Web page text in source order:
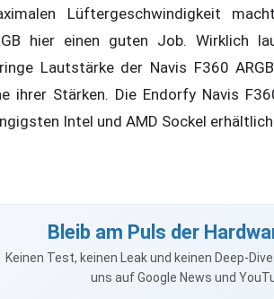
Lüftergeschwindigkeit
hier einen guten Job. Wirklich
Lautstärke der Navis F360
ihrer Stärken. Die Endorfy Navis
Intel und AMD Sockel
Bleib am Puls der
Keinen Test, keinen Leak und keinen Deep-
uns auf Google News und